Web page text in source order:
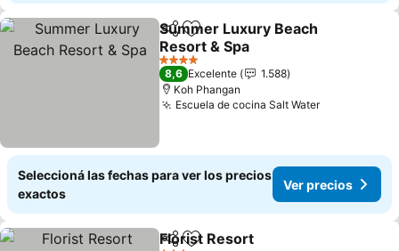
CompartirAñadir a favoritos
Summer Luxury Beach
Resort & Spa
Ver precios
4 Estrellas
8,6 Excelente
1.588
Koh Phangan
Escuela de cocina Salt WaterVer precios
Seleccioná las fechas para ver los precios
exactos
Ver precios
Compartir
Florist Resort